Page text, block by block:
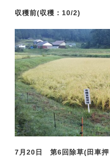
収穫前(収穫：10/2)
7月20日 第6回除草(田車押